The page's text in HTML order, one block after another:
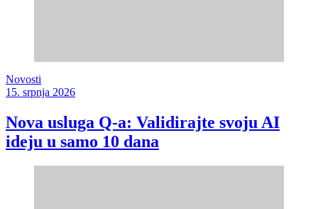
Novosti
15. srpnja 2026
Nova usluga Q-a: Validirajte svoju AI
ideju u samo 10 dana